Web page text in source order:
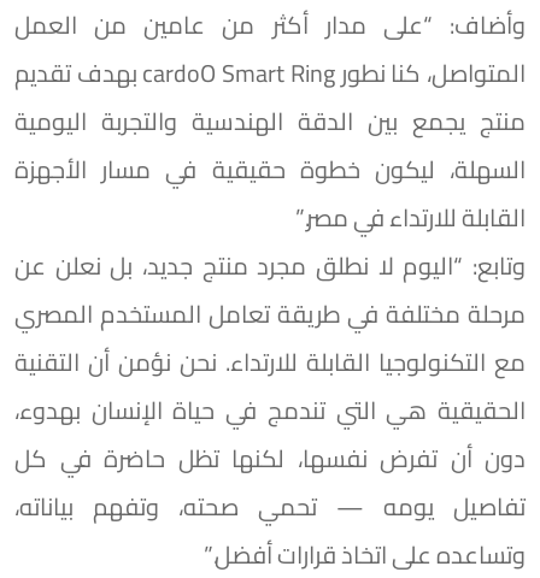
وأضاف: “على مدار أكثر من عامين من العمل
المتواصل، كنا نطور cardoO Smart Ring بهدف تقديم
منتج يجمع بين الدقة الهندسية والتجربة اليومية
السهلة، ليكون خطوة حقيقية في مسار الأجهزة
القابلة للارتداء في مصر.”
وتابع: “اليوم لا نطلق مجرد منتج جديد، بل نعلن عن
مرحلة مختلفة في طريقة تعامل المستخدم المصري
مع التكنولوجيا القابلة للارتداء. نحن نؤمن أن التقنية
الحقيقية هي التي تندمج في حياة الإنسان بهدوء،
دون أن تفرض نفسها، لكنها تظل حاضرة في كل
تفاصيل يومه — تحمي صحته، وتفهم بياناته،
وتساعده على اتخاذ قرارات أفضل.”